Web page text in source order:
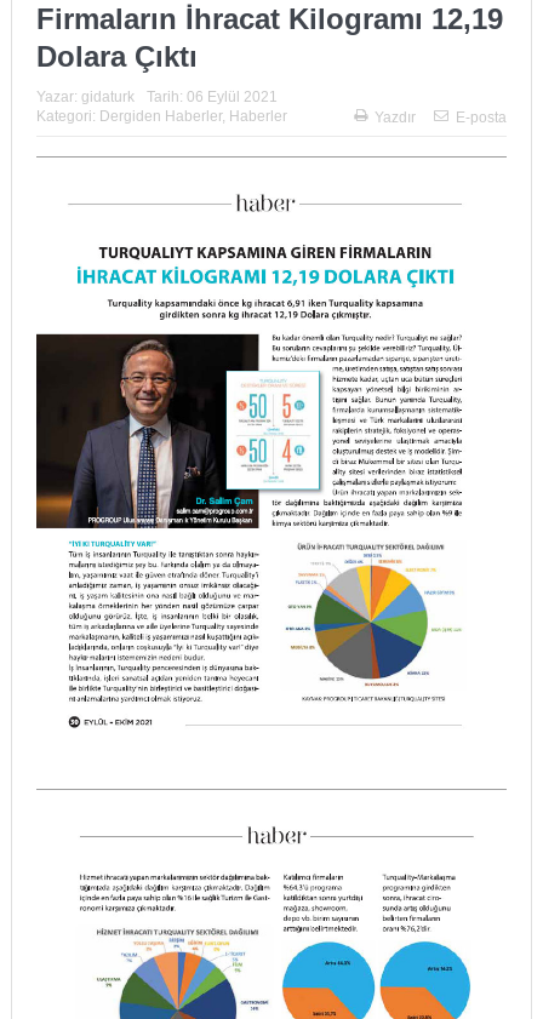
Firmaların İhracat Kilogramı 12,19
Dolara Çıktı
Yazar: gidaturk Tarih: 06 Eylül 2021
Kategori: Dergiden Haberler, Haberler Yazdır E-posta